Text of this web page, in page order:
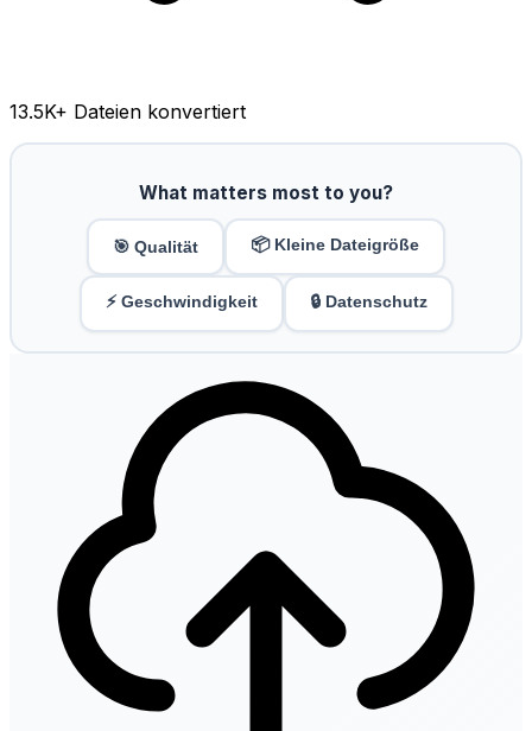
13.5K+ Dateien konvertiert
What matters most to you?
🎯 Qualität 📦 Kleine Dateigröße
⚡ Geschwindigkeit 🔒 Datenschutz